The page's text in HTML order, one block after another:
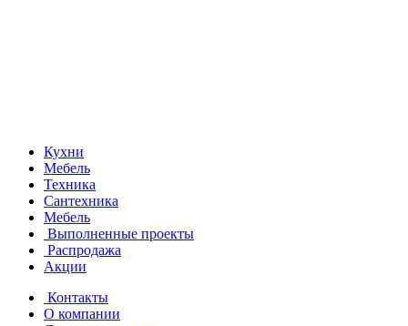
Кухни
Мебель
Техника
Сантехника
Мебель
Выполненные проекты
Распродажа
Акции
Контакты
О компании